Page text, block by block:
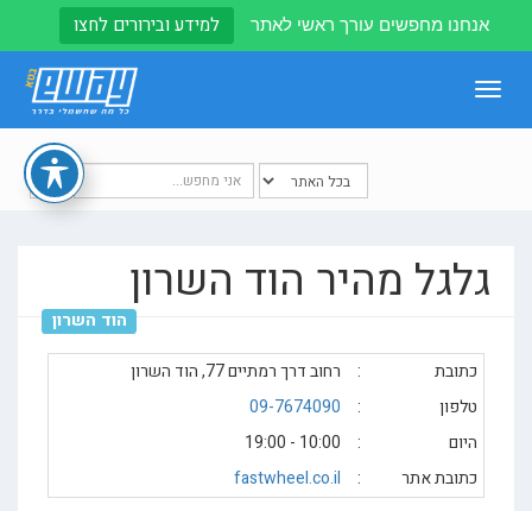
אנחנו מחפשים עורך ראשי לאתר למידע ובירורים לחצו
Toggle
גלגל מהיר הוד השרון
הוד השרון
כתובת :
רחוב דרך רמתיים 77, הוד השרון
טלפון
:
09-7674090
היום
:
10:00 - 19:00
כתובת אתר
:
fastwheel.co.il